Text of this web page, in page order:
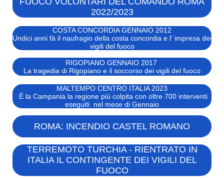
2022/2023
COSTA CONCORDIA GENNAIO 2012
Undici anni fà il naufragio della costa concordia e l' impresa dei
vigili del fuoco
RIGOPIANO GENNAIO 2017
La tragedia di Rigopiano e il soccorso dei vigili del fuoco
MALTEMPO CENTRO ITALIA 2023
È la Campania la regione più colpita con oltre 700 interventi
eseguiti nel mese di Gennaio
ROMA: INCENDIO CASTEL ROMANO
TERREMOTO TURCHIA - RIENTRATO IN
ITALIA IL CONTINGENTE DEI VIGILI DEL
FUOCO